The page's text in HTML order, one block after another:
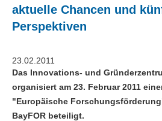
aktuelle Chancen und
Perspektiven
23.02.2011
Das Innovations- und
organisiert am 23. Februar 2011
"Europäische
BayFOR beteiligt.